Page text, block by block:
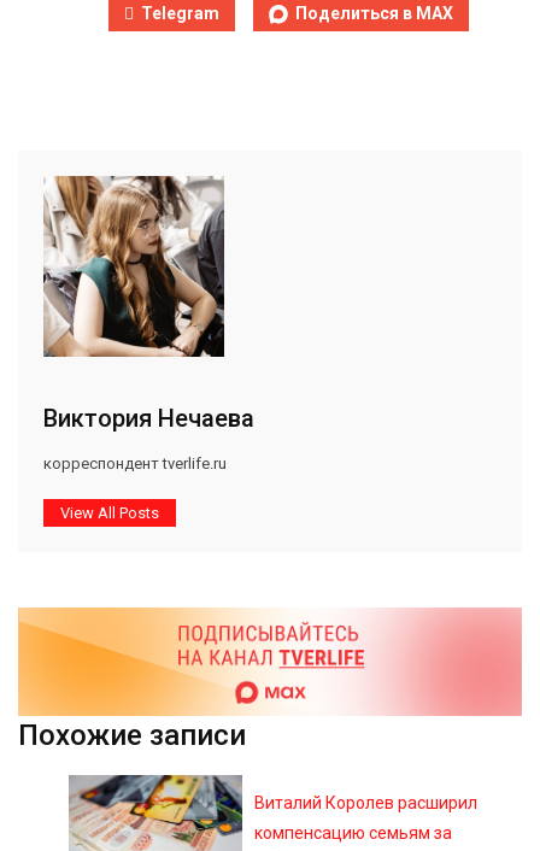
Telegram
Поделиться в MAX
Виктория Нечаева
корреспондент tverlife.ru
View All Posts
Похожие записи
Виталий Королев расширил
компенсацию семьям за